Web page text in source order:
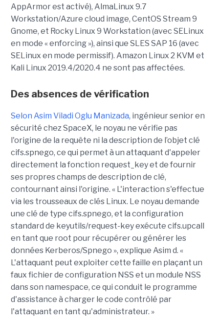
AppArmor est activé), AlmaLinux 9.7
Workstation/Azure cloud image, CentOS Stream 9
Gnome, et Rocky Linux 9 Workstation (avec SELinux
en mode « enforcing »), ainsi que SLES SAP 16 (avec
SELinux en mode permissif). Amazon Linux 2 KVM et
Kali Linux 2019.4/2020.4 ne sont pas affectées.
Des absences de vérification
Selon Asim Viladi Oglu Manizada, ingénieur senior en
sécurité chez SpaceX, le noyau ne vérifie pas
l'origine de la requête ni la description de l’objet clé
cifs.spnego, ce qui permet à un attaquant d'appeler
directement la fonction request_key et de fournir
ses propres champs de description de clé,
contournant ainsi l'origine. « L'interaction s'effectue
via les trousseaux de clés Linux. Le noyau demande
une clé de type cifs.spnego, et la configuration
standard de keyutils/request-key exécute cifs.upcall
en tant que root pour récupérer ou générer les
données Kerberos/Spnego », explique Asim d. «
L'attaquant peut exploiter cette faille en plaçant un
faux fichier de configuration NSS et un module NSS
dans son namespace, ce qui conduit le programme
d'assistance à charger le code contrôlé par
l'attaquant en tant qu'administrateur. »